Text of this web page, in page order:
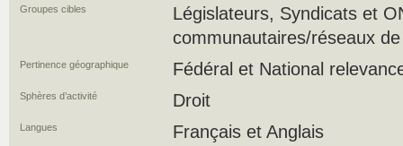
Groupes cibles
Législateurs, Syndicats et
communautaires/réseaux
Pertinence géographique Fédéral et National
Sphères d’activité Droit
Langues Français et Anglais